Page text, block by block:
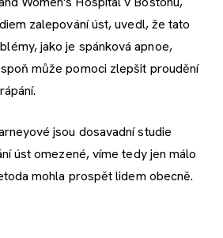
zalepování úst, uvedl, že tato
jako je spánková apnoe,
může pomoci zlepšit proudění
jsou dosavadní studie
úst omezené, víme tedy jen málo
mohla prospět lidem obecně.